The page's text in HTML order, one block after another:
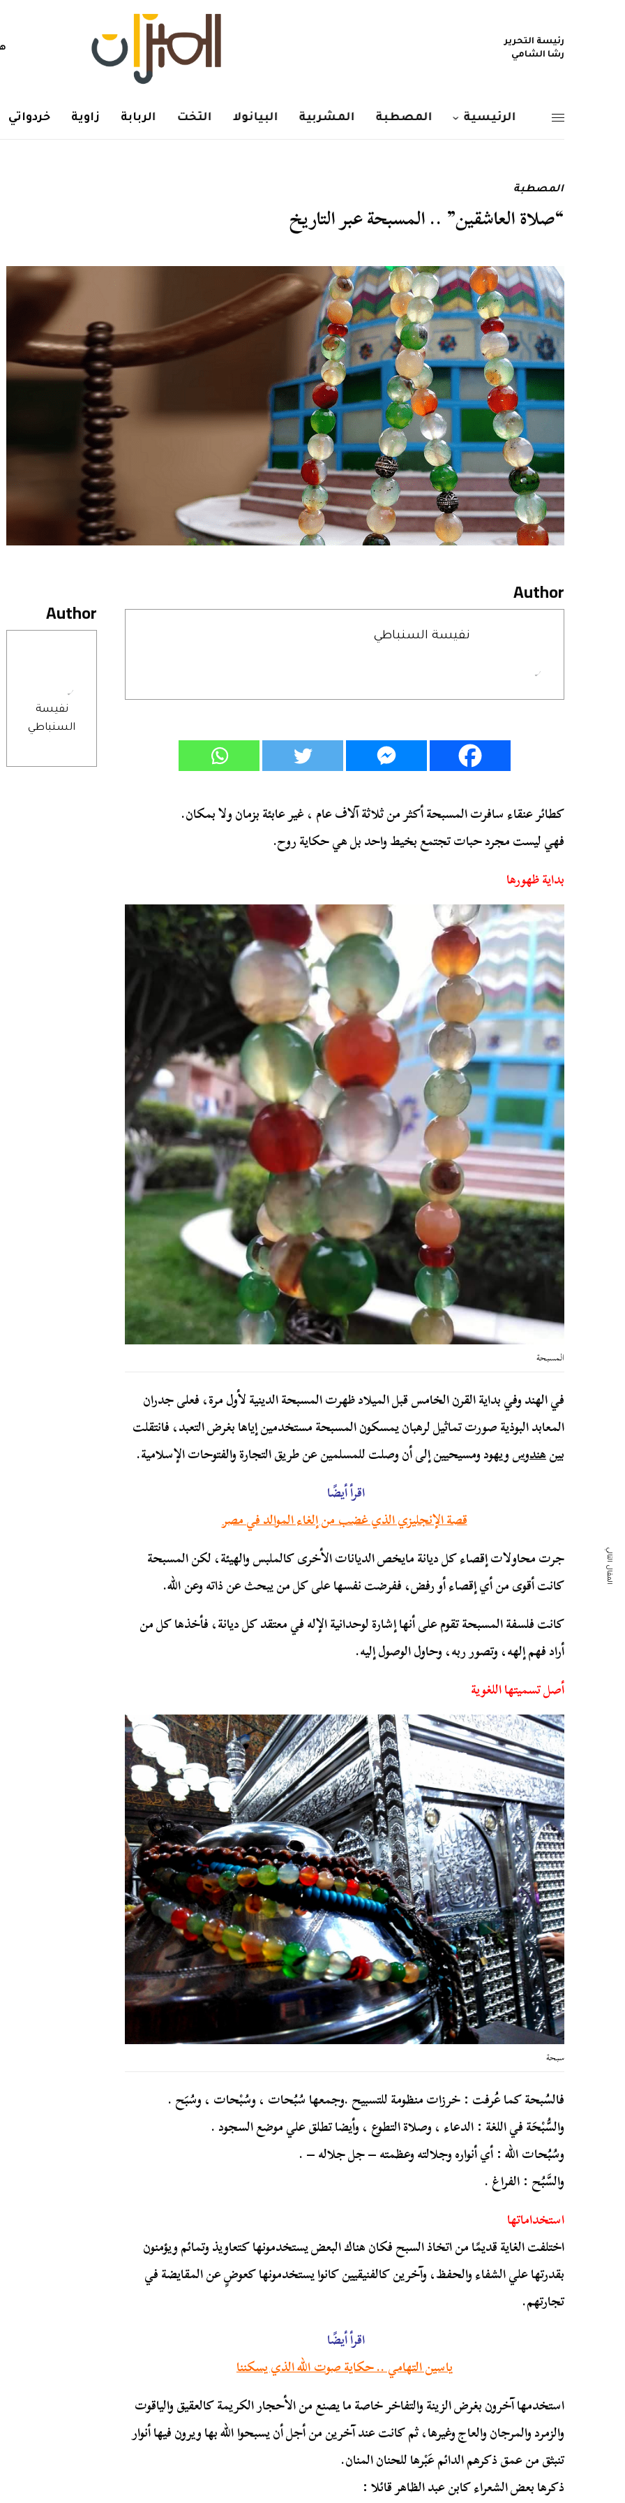
رئيسة التحرير
رشا الشامي
الرئيسية المصطبة المشربية البيانولا التخت الربابة زاوية خردواتي
المصطبة
“صلاة العاشقين” .. المسبحة عبر التاريخ
Author
نفيسة
السنباطي
Author
نفيسة السنباطي
كطائر عنقاء سافرت المسبحة أكثر من ثلاثة آلاف عام ، غير عابئة بزمان ولا بمكان.
فهي ليست مجرد حبات تجتمع بخيط واحد بل هي حكاية روح.
بداية ظهورها
المسبحة
في الهند وفي بداية القرن الخامس قبل الميلاد ظهرت المسبحة الدينية لأول مرة، فعلى جدران
المعابد البوذية صورت تماثيل لرهبان يمسكون المسبحة مستخدمين إياها بغرض التعبد، فانتقلت
بينهندوسويهود ومسيحيين إلى أن وصلت للمسلمين عن طريق التجارة والفتوحات الإسلامية.
اقرأ أيضًا
قصة الإنجليزي الذي غضب من إلغاء الموالد في مصر
جرت محاولات إقصاء كل ديانة مايخص الديانات الأخرى كالملبس والهيئة، لكن المسبحة
كانت أقوى من أي إقصاء أو رفض، ففرضت نفسها على كل من يبحث عن ذاته وعن الله.
كانت فلسفة المسبحة تقوم على أنها إشارة لوحدانية الإله في معتقد كل ديانة، فأخذها كل من
أراد فهم إلهه، وتصور ربه، وحاول الوصول إليه.
أصل تسميتها اللغوية
سبحة
فالسُبحة كما عُرفت : خرزات منظومة للتسبيح .وجمعها سُبُحات ، وسُبْحات ، وسُبَح .
والسُّبْحَة في اللغة : الدعاء ، وصلاة التطوع ، وأيضا تطلق علي موضع السجود .
وسُبُحات الله : أي أنواره وجلالته وعظمته – جل جلاله – .
والسَّبُح : الفراغ .
استخداماتها
اختلفت الغاية قديمًا من اتخاذ السبح فكان هناك البعض يستخدمونها كتعاويذ وتمائم ويؤمنون
بقدرتها علي الشفاء والحفظ، وآخرين كالفنيقيين كانوا يستخدمونها كعوضٍ عن المقايضة في
تجارتهم.
اقرأ أيضًا
ياسين التهامي .. حكاية صوت الله الذي يسكننا
استخدمها آخرون بغرض الزينة والتفاخر خاصة ما يصنع من الأحجار الكريمة كالعقيق والياقوت
والزمرد والمرجان والعاج وغيرها، ثم كانت عند آخرين من أجل أن يسبحوا الله بها ويرون فيها أنوار
تنبثق من عمق ذكرهم الدائم عَبْرها للحنان المنان.
ذكرها بعض الشعراء كابن عبد الظاهر قائلا :
المقال التالي